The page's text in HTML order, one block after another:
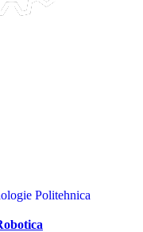
Politehnica